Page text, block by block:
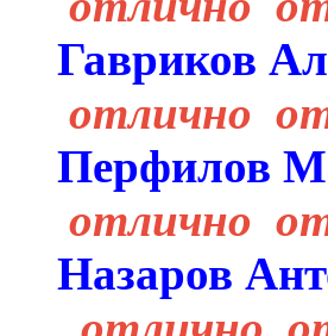
Гавриков
отлично
Перфилов
отлично
Назаров